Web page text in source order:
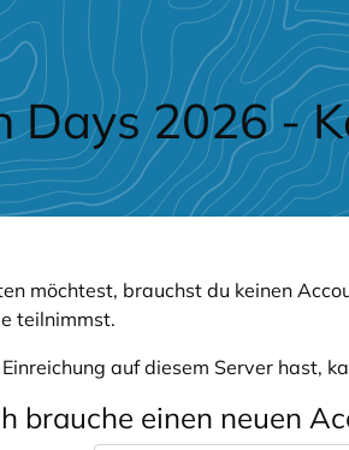
Days 2026 -
möchtest, brauchst du keinen
teilnimmst.
auf diesem Server hast,
brauche einen neuen